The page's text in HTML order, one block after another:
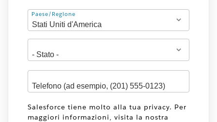
Indirizzo
Paese/Regione
Salesforce tiene molto alla tua privacy. Per
maggiori informazioni, visita la nostra